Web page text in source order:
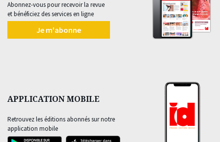
Abonnez-vous pour recevoir la revue
et bénéficiez des services en ligne
Je m'abonne
APPLICATION MOBILE
Retrouvez les éditions abonnés sur notre
application mobile